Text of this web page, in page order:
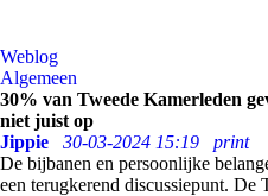
Weblog
Algemeen
30% van Tweede Kamerleden
niet juist op
Jippie
30-03-2024 15:19
print
De bijbanen en persoonlijke
een terugkerend discussiepunt. De